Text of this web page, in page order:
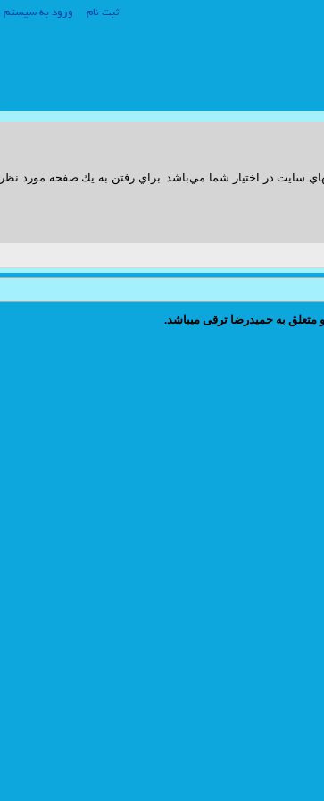
ثبت نام ورود به سیستم
سايت در اختيار شما مي‌باشد. براي رفتن به يك صفحه مورد
به حمیدرضا ترقی میباشد.